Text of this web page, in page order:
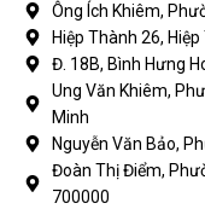
Ông Ích Khiêm,
Hiệp Thành 26,
Đ. 18B, Bình Hưng
Ung Văn Khiêm,
Minh
Nguyễn Văn Bảo,
Đoàn Thị Điểm,
700000